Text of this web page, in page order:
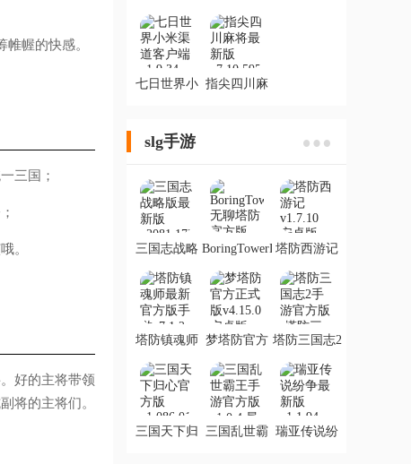
幄的快感。
三国；
。
好的主将带领
将的主将们。
游
方版
七日世界小 指尖四川麻
slg手游
三国志战略 BoringTowerDefense
方版
塔防西游记
塔防镇魂师
手游
梦塔防官方 塔防三国志2
(塔防三国志
Ⅱ)
三国天下归
三国乱世霸 瑞亚传说纷